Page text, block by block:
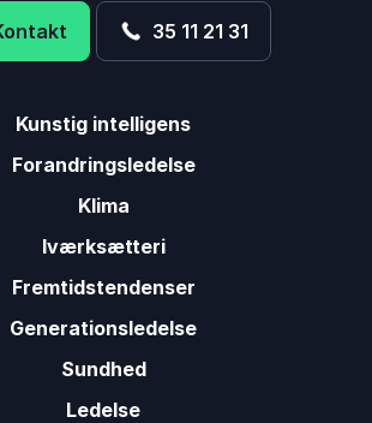
35 11 21 31
Kunstig intelligens
Forandringsledelse
Klima
Iværksætteri
Fremtidstendenser
Generationsledelse
Sundhed
Ledelse